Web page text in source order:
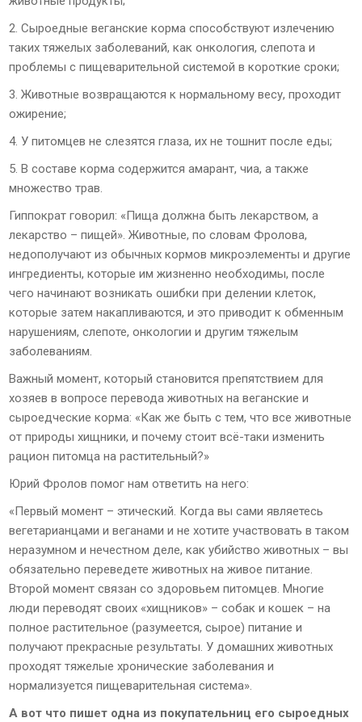
2. Сыроедные веганские корма способствуют излечению
таких тяжелых заболеваний, как онкология, слепота и
проблемы с пищеварительной системой в короткие сроки;
3. Животные возвращаются к нормальному весу, проходит
ожирение;
4. У питомцев не слезятся глаза, их не тошнит после еды;
5. В составе корма содержится амарант, чиа, а также
множество трав.
Гиппократ говорил: «Пища должна быть лекарством, а
лекарство – пищей». Животные, по словам Фролова,
недополучают из обычных кормов микроэлементы и другие
ингредиенты, которые им жизненно необходимы, после
чего начинают возникать ошибки при делении клеток,
которые затем накапливаются, и это приводит к обменным
нарушениям, слепоте, онкологии и другим тяжелым
заболеваниям.
Важный момент, который становится препятствием для
хозяев в вопросе перевода животных на веганские и
сыроедческие корма: «Как же быть с тем, что все животные
от природы хищники, и почему стоит всё-таки изменить
рацион питомца на растительный?»
Юрий Фролов помог нам ответить на него:
«Первый момент – этический. Когда вы сами являетесь
вегетарианцами и веганами и не хотите участвовать в таком
неразумном и нечестном деле, как убийство животных – вы
обязательно переведете животных на живое питание.
Второй момент связан со здоровьем питомцев. Многие
люди переводят своих «хищников» – собак и кошек – на
полное растительное (разумеется, сырое) питание и
получают прекрасные результаты. У домашних животных
проходят тяжелые хронические заболевания и
нормализуется пищеварительная система».
А вот что пишет одна из покупательниц его сыроедных